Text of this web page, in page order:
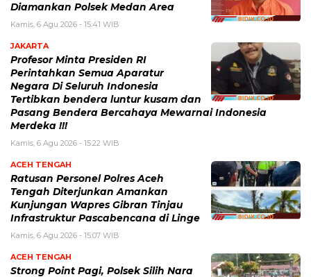
Diamankan Polsek Medan Area
Kamis, 6 Agu 2026 - 15:41 WIB
JAKARTA
Profesor Minta Presiden RI
Perintahkan Semua Aparatur
Negara Di Seluruh Indonesia
Tertibkan bendera luntur kusam dan
Pasang Bendera Bercahaya Mewarnai Indonesia
Merdeka !!!
Kamis, 6 Agu 2026 - 15:22 WIB
ACEH TENGAH
Ratusan Personel Polres Aceh
Tengah Diterjunkan Amankan
Kunjungan Wapres Gibran Tinjau
Infrastruktur Pascabencana di Linge
Kamis, 6 Agu 2026 - 15:07 WIB
ACEH TENGAH
Strong Point Pagi, Polsek Silih Nara